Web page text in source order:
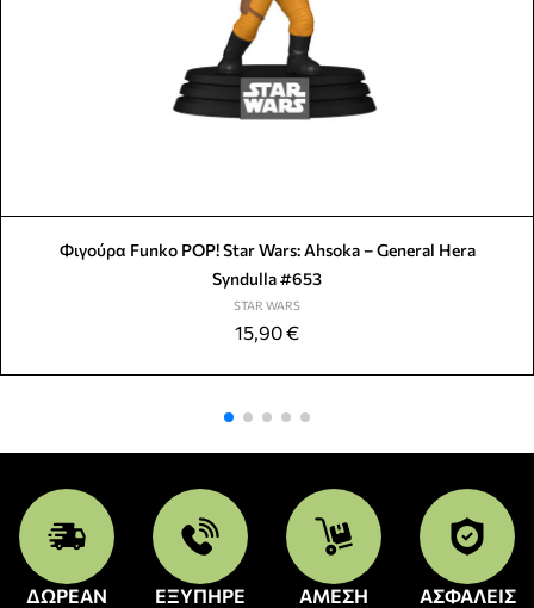
Φιγούρα Funko POP! Star Wars: Ahsoka – General Hera
Syndulla #653
STAR WARS
15,90€
ΔΩΡΕΑΝ
ΕΞΥΠΗΡΕ
ΑΜΕΣΗ
ΑΣΦΑΛΕΙΣ